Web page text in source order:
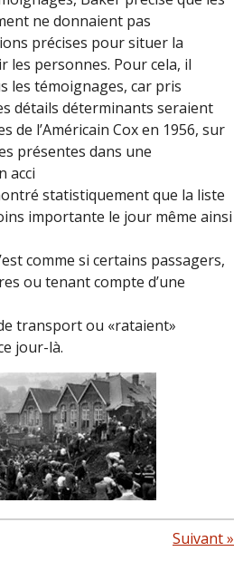
ne donnaient pas
précises pour situer la
les personnes. Pour cela, il
les témoignages, car pris
détails déterminants seraient
de l’Américain Cox en 1956, sur
présentes dans une
acci
statistiquement que la liste
importante le jour même ainsi
comme si certains passagers,
ou tenant compte d’une
transport ou «rataient»
jour-là.
Suivant»